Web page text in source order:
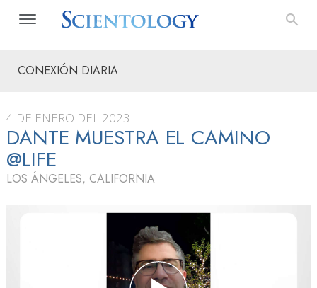
CONEXIÓN DIARIA
4 DE ENERO DEL 2023
DANTE MUESTRA EL CAMINO
@LIFE
LOS ÁNGELES, CALIFORNIA